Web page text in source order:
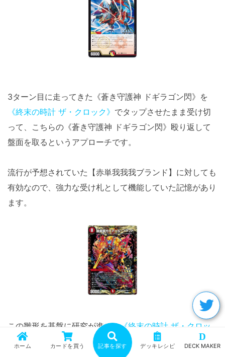
3ターン目に走ってきた《蒼き守護神 ドギラゴン閃》を
《終末の時計 ザ・クロック》 でタップさせたまま受け切
って、こちらの《蒼き守護神 ドギラゴン閃》殴り返して
盤面を取るというアプローチです。
流行が予想されていた【赤単我我我ブランド】に対しても
有効なので、強力な受け札として機能していた記憶があり
ます。
この雛形を基盤に研究が進み、《終末の時計 ザ・クロッ
ク》の枠はめちゃくちゃエモーショナルなカードと入れ替
ホーム カードを買う 記事を探す デッキレシピ
D
DECK MAKER